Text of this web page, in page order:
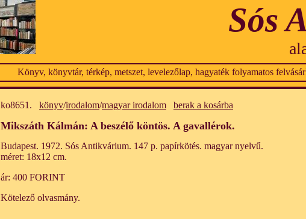
Sós
Könyv, könyvtár, térkép, metszet, levelezőlap, hagyaték folyamatos
ko8651. könyv/irodalom/magyar irodalom berak a kosárba
Mikszáth Kálmán: A beszélő köntös. A gavallérok.
Budapest. 1972. Sós Antikvárium. 147 p. papírkötés. magyar nyelvű.
méret: 18x12 cm.
ár: 400 FORINT
Kötelező olvasmány.